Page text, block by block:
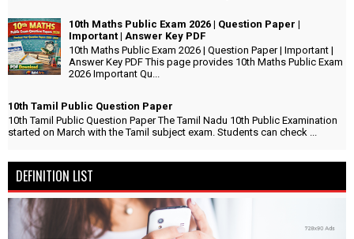
10th Maths Public Exam 2026 | Question Paper |
Important | Answer Key PDF
10th Maths Public Exam 2026 | Question Paper | Important |
Answer Key PDF This page provides 10th Maths Public Exam
2026 Important Qu...
10th Tamil Public Question Paper
10th Tamil Public Question Paper The Tamil Nadu 10th Public Examination
started on March with the Tamil subject exam. Students can check ...
DEFINITION LIST